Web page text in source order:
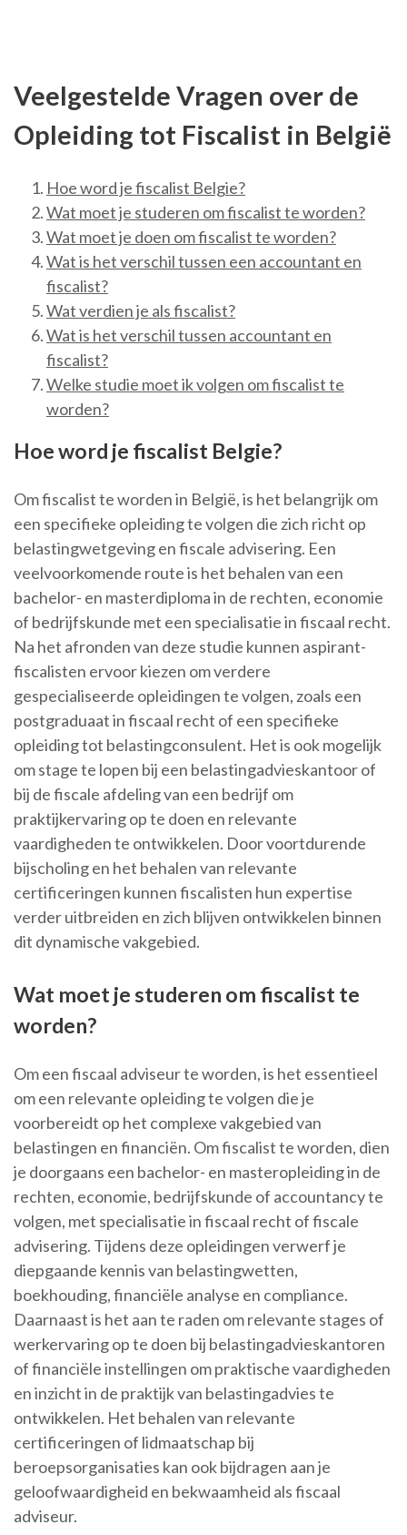
Veelgestelde Vragen over de
Opleiding tot Fiscalist in België
Hoe word je fiscalist Belgie?
Wat moet je studeren om fiscalist te worden?
Wat moet je doen om fiscalist te worden?
Wat is het verschil tussen een accountant en
fiscalist?
Wat verdien je als fiscalist?
Wat is het verschil tussen accountant en
fiscalist?
Welke studie moet ik volgen om fiscalist te
worden?
Hoe word je fiscalist Belgie?
Om fiscalist te worden in België, is het belangrijk om
een specifieke opleiding te volgen die zich richt op
belastingwetgeving en fiscale advisering. Een
veelvoorkomende route is het behalen van een
bachelor- en masterdiploma in de rechten, economie
of bedrijfskunde met een specialisatie in fiscaal recht.
Na het afronden van deze studie kunnen aspirant-
fiscalisten ervoor kiezen om verdere
gespecialiseerde opleidingen te volgen, zoals een
postgraduaat in fiscaal recht of een specifieke
opleiding tot belastingconsulent. Het is ook mogelijk
om stage te lopen bij een belastingadvieskantoor of
bij de fiscale afdeling van een bedrijf om
praktijkervaring op te doen en relevante
vaardigheden te ontwikkelen. Door voortdurende
bijscholing en het behalen van relevante
certificeringen kunnen fiscalisten hun expertise
verder uitbreiden en zich blijven ontwikkelen binnen
dit dynamische vakgebied.
Wat moet je studeren om fiscalist te
worden?
Om een fiscaal adviseur te worden, is het essentieel
om een relevante opleiding te volgen die je
voorbereidt op het complexe vakgebied van
belastingen en financiën. Om fiscalist te worden, dien
je doorgaans een bachelor- en masteropleiding in de
rechten, economie, bedrijfskunde of accountancy te
volgen, met specialisatie in fiscaal recht of fiscale
advisering. Tijdens deze opleidingen verwerf je
diepgaande kennis van belastingwetten,
boekhouding, financiële analyse en compliance.
Daarnaast is het aan te raden om relevante stages of
werkervaring op te doen bij belastingadvieskantoren
of financiële instellingen om praktische vaardigheden
en inzicht in de praktijk van belastingadvies te
ontwikkelen. Het behalen van relevante
certificeringen of lidmaatschap bij
beroepsorganisaties kan ook bijdragen aan je
geloofwaardigheid en bekwaamheid als fiscaal
adviseur.